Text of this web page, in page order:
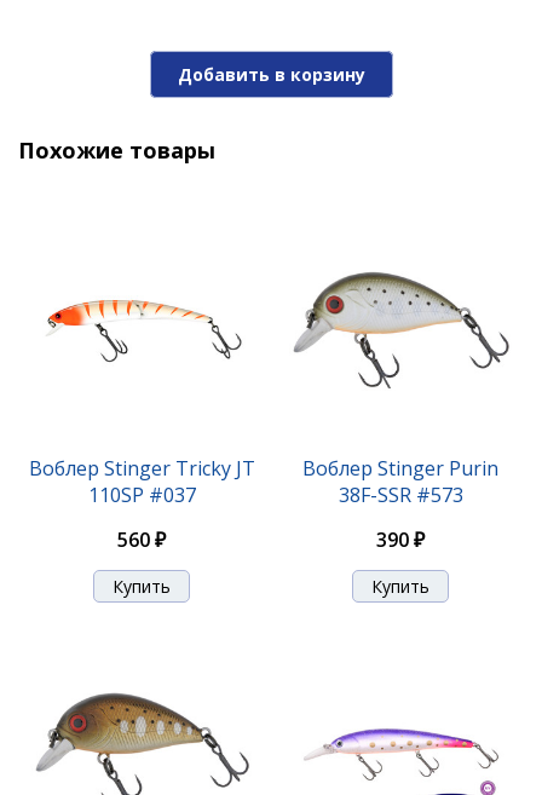
Добавить в корзину
Похожие товары
Воблер Stinger Tricky JT
110SP #037
560 ₽
Воблер Stinger Purin
38F-SSR #573
390 ₽